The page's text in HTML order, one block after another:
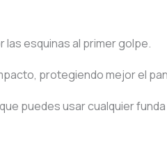
las esquinas al primer golpe.
protegiendo mejor el
puedes usar cualquier